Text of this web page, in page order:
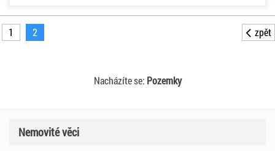
1 2 zpět
Nacházíte se: Pozemky
Nemovité věci